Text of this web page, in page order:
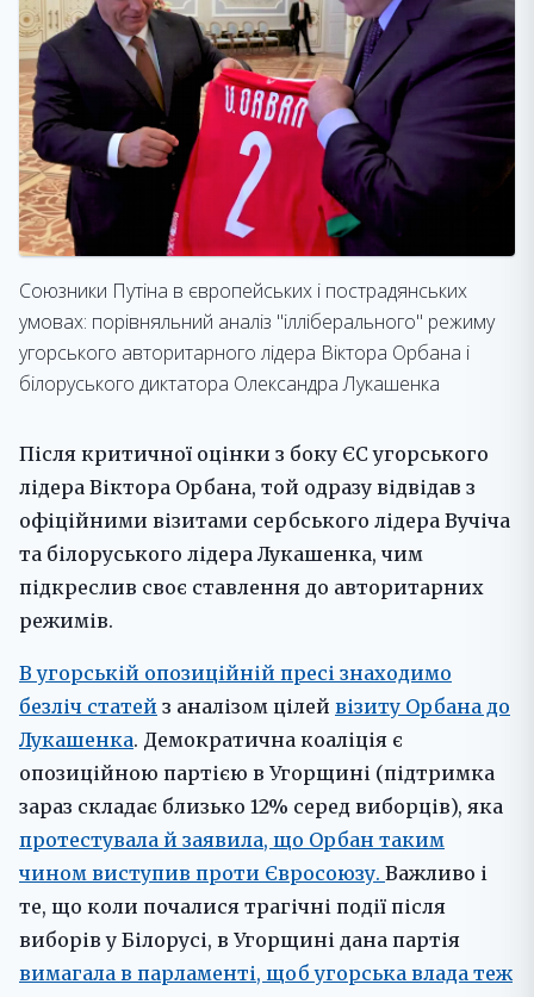
Союзники Путіна в європейських і пострадянських
умовах: порівняльний аналіз "ілліберального" режиму
угорського авторитарного лідера Віктора Орбана і
білоруського диктатора Олександра Лукашенка
Після критичної оцінки з боку ЄС угорського
лідера Віктора Орбана, той одразу відвідав з
офіційними візитами сербського лідера Вучіча
та білоруського лідера Лукашенка, чим
підкреслив своє ставлення до авторитарних
режимів.
В угорській опозиційній пресі знаходимо
безліч статей з аналізом цілей візиту Орбана до
Лукашенка. Демократична коаліція є
опозиційною партією в Угорщині (підтримка
зараз складає близько 12% серед виборців), яка
протестувала й заявила, що Орбан таким
чином виступив проти Євросоюзу. Важливо і
те, що коли почалися трагічні події після
виборів у Білорусі, в Угорщині дана партія
вимагала в парламенті, щоб угорська влада теж